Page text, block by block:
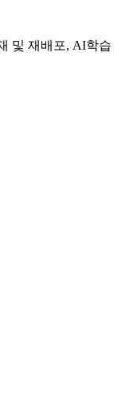
및 재배포, AI학습